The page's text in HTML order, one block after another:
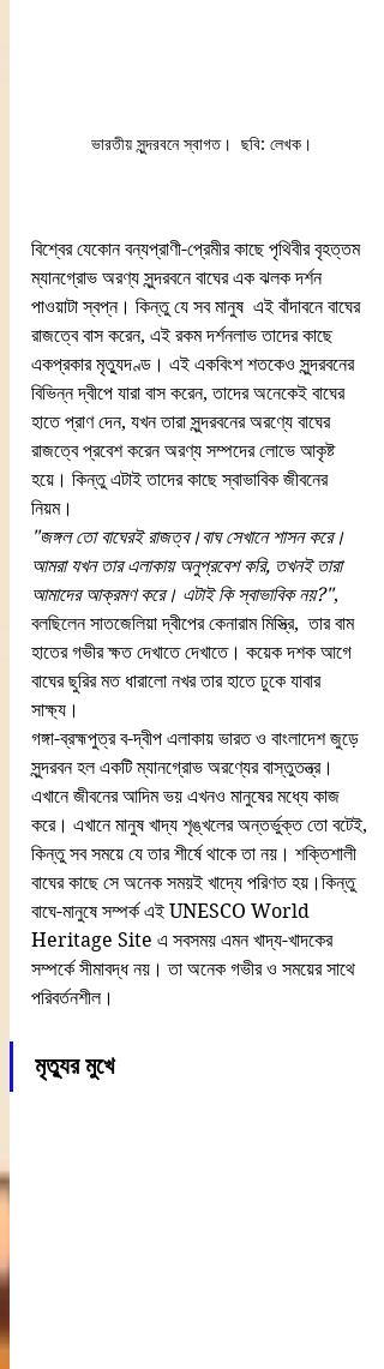
ভারতীয় সুন্দরবনে স্বাগত।  ছবি: লেখক।
বিশ্বের যেকোন বন্যপ্রাণী-প্রেমীর কাছে পৃথিবীর বৃহত্তম
ম্যানগ্রোভ অরণ্য সুন্দরবনে বাঘের এক ঝলক দর্শন
পাওয়াটা স্বপ্ন। কিন্তু যে সব মানুষ  এই বাঁদাবনে বাঘের
রাজত্বে বাস করেন, এই রকম দর্শনলাভ তাদের কাছে
একপ্রকার মৃত্যুদণ্ড। এই একবিংশ শতকেও সুন্দরবনের
বিভিন্ন দ্বীপে যারা বাস করেন, তাদের অনেকেই বাঘের
হাতে প্রাণ দেন, যখন তারা সুন্দরবনের অরণ্যে বাঘের
রাজত্বে প্রবেশ করেন অরণ্য সম্পদের লোভে আকৃষ্ট
হয়ে। কিন্তু এটাই তাদের কাছে স্বাভাবিক জীবনের
নিয়ম।
"জঙ্গল তো বাঘেরই রাজত্ব।বাঘ সেখানে শাসন করে।
আমরা যখন তার এলাকায় অনুপ্রবেশ করি, তখনই তারা
আমাদের আক্রমণ করে। এটাই কি স্বাভাবিক নয়?",
বলছিলেন সাতজেলিয়া দ্বীপের কেনারাম মিস্ত্রি,  তার বাম
হাতের গভীর ক্ষত দেখাতে দেখাতে। কয়েক দশক আগে
বাঘের ছুরির মত ধারালো নখর তার হাতে ঢুকে যাবার
সাক্ষ্য।
গঙ্গা-ব্রহ্মপুত্র ব-দ্বীপ এলাকায় ভারত ও বাংলাদেশ জুড়ে
সুন্দরবন হল একটি ম্যানগ্রোভ অরণ্যের বাস্তুতন্ত্র।
এখানে জীবনের আদিম ভয় এখনও মানুষের মধ্যে কাজ
করে। এখানে মানুষ খাদ্য শৃঙ্খলের অন্তর্ভুক্ত তো বটেই,
কিন্তু সব সময়ে যে তার শীর্ষে থাকে তা নয়। শক্তিশালী
বাঘের কাছে সে অনেক সময়ই খাদ্যে পরিণত হয়।কিন্তু
বাঘে-মানুষে সম্পর্ক এই UNESCO World
Heritage Site এ সবসময় এমন খাদ্য-খাদকের
সম্পর্কে সীমাবদ্ধ নয়। তা অনেক গভীর ও সময়ের সাথে
পরিবর্তনশীল।
মৃত্যুর মুখে